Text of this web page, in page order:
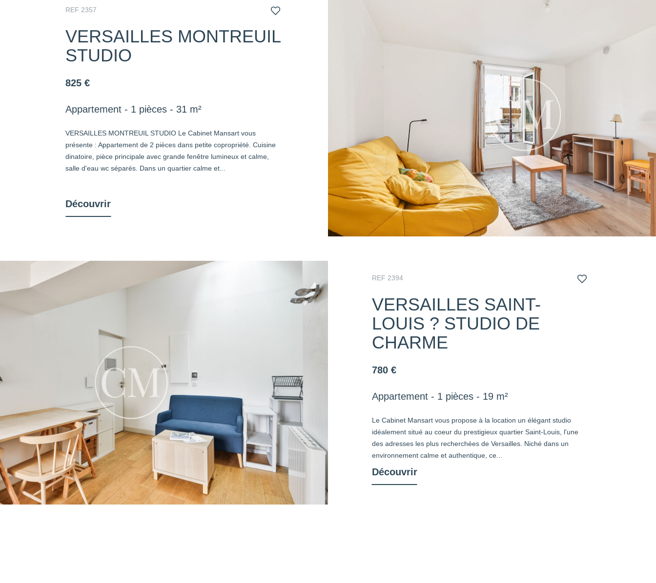
REF 2357
VERSAILLES MONTREUIL
STUDIO
825 €
Appartement - 1 pièces - 31 m²
VERSAILLES MONTREUIL STUDIO Le Cabinet Mansart vous
présente : Appartement de 2 pièces dans petite copropriété. Cuisine
dinatoire, pièce principale avec grande fenêtre lumineux et calme,
salle d'eau wc séparés. Dans un quartier calme et...
Découvrir
REF 2394
VERSAILLES SAINT-
LOUIS ? STUDIO DE
CHARME
780 €
Appartement - 1 pièces - 19 m²
Le Cabinet Mansart vous propose à la location un élégant studio
idéalement situé au coeur du prestigieux quartier Saint-Louis, l'une
des adresses les plus recherchées de Versailles. Niché dans un
environnement calme et authentique, ce...
Découvrir